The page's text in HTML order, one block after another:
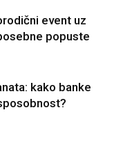
event uz
popuste
kako banke